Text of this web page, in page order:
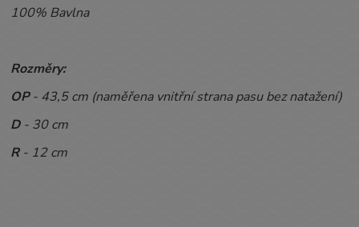
100% Bavlna
Rozměry:
OP- 43,5 cm (naměřena vnitřní strana pasu bez natažení)
D - 30 cm
R- 12 cm